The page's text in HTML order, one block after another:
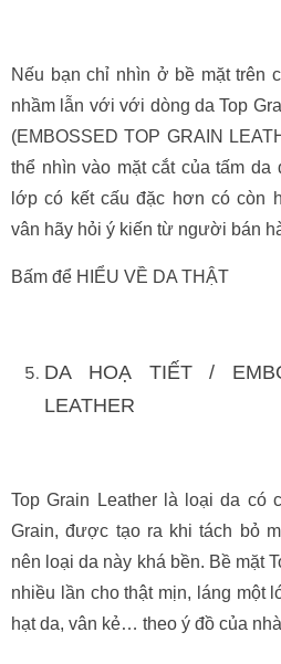
Nếu bạn chỉ nhìn ở bề mặt trên
nhầm lẫn với với dòng da Top
(EMBOSSED TOP GRAIN
thể nhìn vào mặt cắt của tấm
lớp có kết cấu đặc hơn có còn
vân hãy hỏi ý kiến từ người bán
Bấm để HIỂU VỀ DA THẬT
DA HOẠ TIẾT /
LEATHER
Top Grain Leather là loại da có
Grain, được tạo ra khi tách bỏ
nên loại da này khá bền. Bề mặt
nhiều lần cho thật mịn, láng một
hạt da, vân kẻ… theo ý đồ của